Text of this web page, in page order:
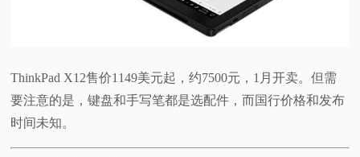
ThinkPad X12售价1149美元起，约7500元，1月开卖。但需
要注意的是，键盘和手写笔都是选配件，而国行价格和发布
时间未知。